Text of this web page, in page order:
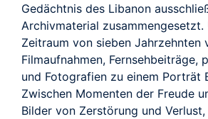
Gedächtnis des Libanon
Archivmaterial zusammengesetzt.
Zeitraum von sieben Jahrzehnten
Filmaufnahmen, Fernsehbeiträge,
und Fotografien zu einem Porträt
Zwischen Momenten der Freude
Bilder von Zerstörung und